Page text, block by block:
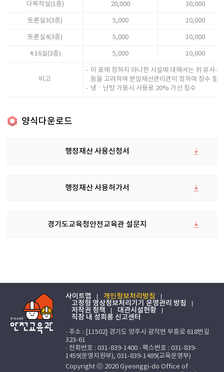
다목적실(1층) 20,000 30,000
토론실3(3층) 5,000 10,000
토론실4(3층) 5,000 10,000
4.16실(3층) 5,000 10,000
비고
이 표에 정하지 아니한 시설에 대해서는 위 유사
등을 고려하여 분임재산관리관이 정하여 징수 할
냉ㆍ난방 가동시 사용료 20% 가산 징수
양식다운로드
행정재산 사용신청서
행정재산 사용허가서
경기도교육청안전교육관 설문지
사이트맵
개인정보처리방침
고정형 영상정보처리기기 운영관리 방침
저작권 정책
대관시설현황
직장 내 성희롱 신고센터
· 주소 : [11502] 경기도 양주시 광적면 부흥로 618번길
323-61
· 전화번호 : 031-839-1400 · 팩스번호 : 031-839-
1459(운영지원부), 031-839-1489(교육운영부)
Copyright ⓒ 2020 Gyeonggi-do Office of